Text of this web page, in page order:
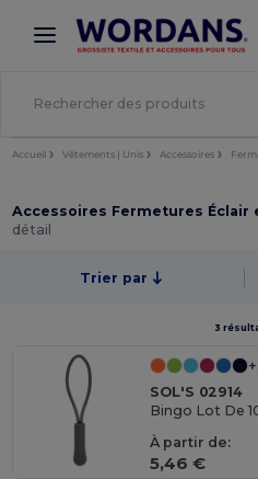
× Appli Wordans
Meilleurs prix sur l’app !
Accueil Vêtements | Unis Accessoires
Accessoires Fermetures Éclair
détail
Trier par
3
SOL'S 02914
Bingo Lot De
À partir de:
5,46 €